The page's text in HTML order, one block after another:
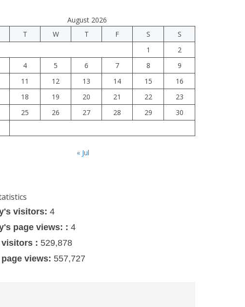
August 2026
T W T F S
S
1
2
4 5 6 7 8
9
11 12 13 14 15
16
18 19 20 21 22
23
25 26 27 28 29
30
« Jul
visitors: 4
page views: : 4
visitors : 529,878
views: 557,727